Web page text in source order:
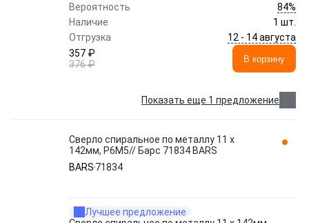
Вероятность
84%
Наличие
1 шт.
Отгрузка
12 - 14 августа
357 ₽
376 ₽
В корзину
Показать еще 1 предложение
Сверло спиральное по металлу 11 x
142мм, Р6М5// Барс 71834 BARS
BARS 71834
Лучшее предложение